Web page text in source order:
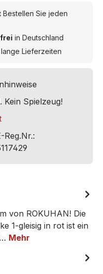
Bestellen Sie jeden
in Deutschland
Lieferzeiten
Kein Spielzeug!
Reg.Nr.:
von ROKUHAN! Die
1-gleisig in rot ist ein
Mehr